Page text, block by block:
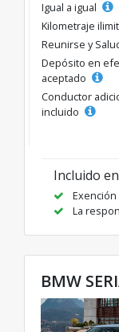
Igual a igual
Kilometraje
Reunirse y
Depósito en
aceptado
Conductor
incluido
Incluido
La
BMW